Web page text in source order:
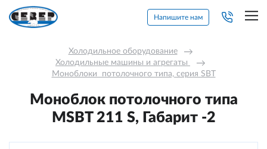
Напишите нам
Холодильное оборудование →
Холодильные машины и агрегаты →
Моноблоки  потолочного типа, серия SBT
Моноблок потолочного типа
MSBT 211 S, Габарит -2